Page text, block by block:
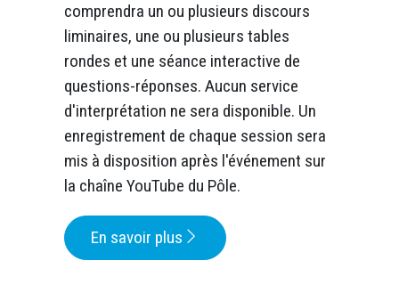
comprendra un ou plusieurs discours
liminaires, une ou plusieurs tables
rondes et une séance interactive de
questions-réponses. Aucun service
d'interprétation ne sera disponible. Un
enregistrement de chaque session sera
mis à disposition après l'événement sur
la chaîne YouTube du Pôle.
En savoir plus